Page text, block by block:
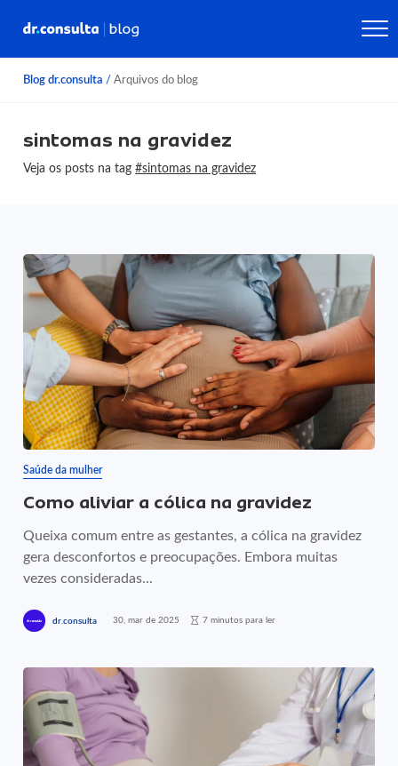
Blog dr.consulta / Arquivos do blog
sintomas na gravidez
Veja os posts na tag#sintomas na gravidez
Saúde da mulher
Como aliviar a cólica na gravidez
Queixa comum entre as gestantes, a cólica na gravidez
gera desconfortos e preocupações. Embora muitas
vezes consideradas...
dr.consulta 30, mar de 2025 7 minutos para ler